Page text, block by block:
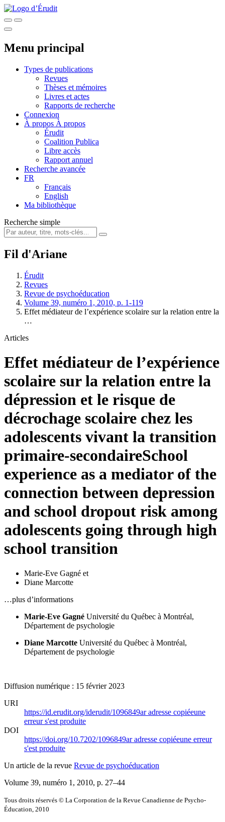
Menu principal
Types de publications
Revues
Thèses et mémoires
Livres et actes
Rapports de recherche
Connexion
À propos À propos
Érudit
Coalition Publica
Libre accès
Rapport annuel
Recherche avancée
FR
Français
English
Ma bibliothèque
Recherche simple
Fil d'Ariane
Érudit
Revues
Revue de psychoéducation
Volume 39, numéro 1, 2010, p. 1-119
Effet médiateur de l’expérience scolaire sur la relation entre la
…
Articles
Effet médiateur de l’expérience
scolaire sur la relation entre la
dépression et le risque de
décrochage scolaire chez les
adolescents vivant la transition
primaire-secondaireSchool
experience as a mediator of the
connection between depression
and school dropout risk among
adolescents going through high
school transition
Marie-Eve Gagné et
Diane Marcotte
…plus d’informations
Marie-Eve Gagné Université du Québec à Montréal,
Département de psychologie
Diane Marcotte Université du Québec à Montréal,
Département de psychologie
Diffusion numérique : 15 février 2023
URI
https://id.erudit.org/iderudit/1096849aradresse copiéeune
erreur s'est produite
DOI
https://doi.org/10.7202/1096849aradresse copiéeune erreur
s'est produite
Un article de la revue Revue de psychoéducation
Volume 39, numéro 1, 2010, p. 27–44
Tous droits réservés © La Corporation de la Revue Canadienne de Psycho-
Éducation, 2010